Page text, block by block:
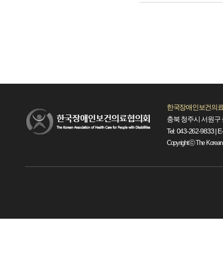
한국장애인보건의
충북 청주시 서원구
Tel: 043-262-9833 |
Copyrightⓒ The Korean